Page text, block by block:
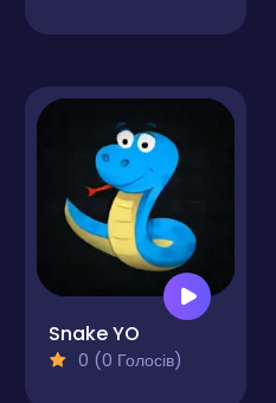
Snake YO
0 (0 Голосів)